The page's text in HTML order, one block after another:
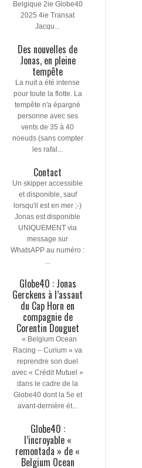
Belgique 2ie Globe40
2025 4ie Transat
Jacqu...
Des nouvelles de
Jonas, en pleine
tempête
La nuit a été intense
pour toute la flotte. La
tempête n'a épargné
personne avec ses
vents de 35 à 40
noeuds (sans compter
les rafal...
Contact
Un skipper accessible
et disponible, sauf
lorsqu'il est en mer ;-)
Jonas est disponible
UNIQUEMENT via
message sur
WhatsAPP au numéro :
Globe40 : Jonas
Gerckens à l’assaut
du Cap Horn en
compagnie de
Corentin Douguet
« Belgium Ocean
Racing – Curium » va
reprendre son duel
avec « Crédit Mutuel »
dans le cadre de la
Globe40 dont la 5e et
avant-dernière ét...
Globe40 :
l’incroyable «
remontada » de «
Belgium Ocean